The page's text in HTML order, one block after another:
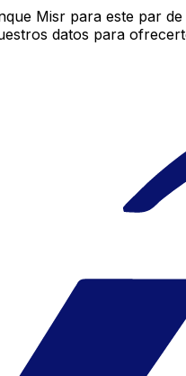
Misr para este par
datos para